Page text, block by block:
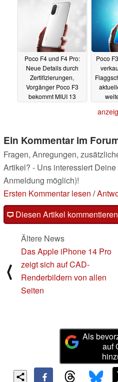
Poco F4 und F4 Pro:
Neue Details durch
Zertifizierungen,
Vorgänger Poco F3
bekommt MIUI 13
Poco
Ein Kommentar im
Fragen, Anregungen,
Artikel? - Uns interessiert
Anmeldung möglich)!
Ersten Kommentar lesen /
Diesen Artikel
⟨
Ältere News
Das Apple iPhone 14 Pro
zeigt sich auf CAD-
Renderbildern von allen
Seiten
Als
auf